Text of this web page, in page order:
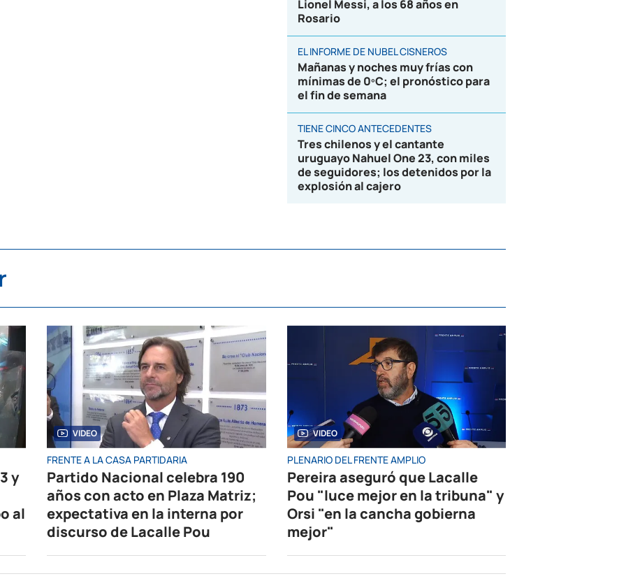
Lionel Messi, a los 68 años en
Rosario
EL INFORME DE NUBEL CISNEROS
Mañanas y noches muy frías con
mínimas de 0ºC; el pronóstico para
el fin de semana
TIENE CINCO ANTECEDENTES
Tres chilenos y el cantante
uruguayo Nahuel One 23, con miles
de seguidores; los detenidos por la
explosión al cajero
y
al
VIDEO
FRENTE A LA CASA PARTIDARIA
Partido Nacional celebra 190
años con acto en Plaza Matriz;
expectativa en la interna por
discurso de Lacalle Pou
VIDEO
PLENARIO DEL FRENTE AMPLIO
Pereira aseguró que Lacalle
Pou "luce mejor en la tribuna" y
Orsi "en la cancha gobierna
mejor"